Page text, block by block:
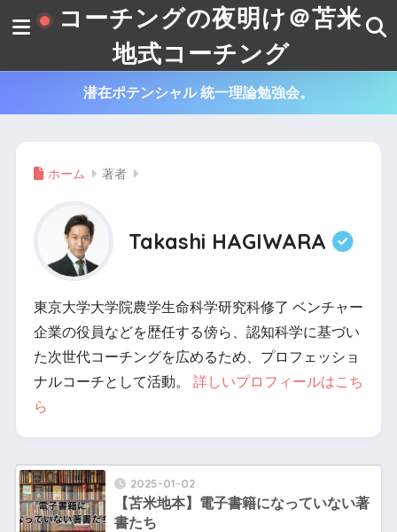
コーチングの夜明け＠苫米
地式コーチング
潜在ポテンシャル 統一理論勉強会。
ホーム 著者
Takashi HAGIWARA
東京大学大学院農学生命科学研究科修了 ベンチャー
企業の役員などを歴任する傍ら、認知科学に基づい
た次世代コーチングを広めるため、プロフェッショ
ナルコーチとして活動。
詳しいプロフィールはこち
ら
2025-01-02
【苫米地本】電子書籍になっていない著
書たち